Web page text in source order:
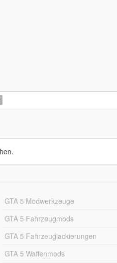
GTA 5 Modwerkzeuge
GTA 5 Fahrzeugmods
GTA 5 Fahrzeuglackierungen
GTA 5 Waffenmods